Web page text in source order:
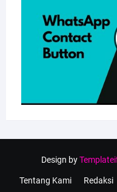
Design by
Tentang Kami Redaksi